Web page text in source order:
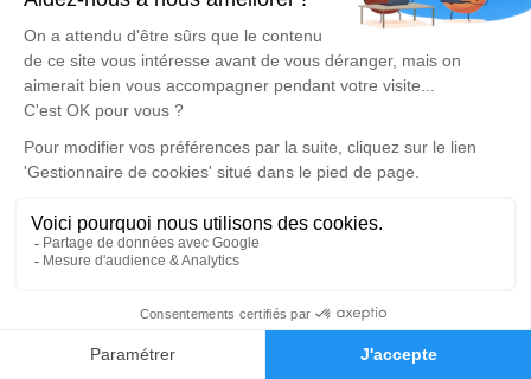
Faire-part Hommages
d'expression dédié à honorer la mémoire de Gisèle
BRIDENNE.
Un service de plantation d’arbre hommage est
disponible ici.
Je rends hommage
Cérémonie religieuse
Église Saint Acheul d'Amiens
50 chaussée Jules Ferry - Amiens